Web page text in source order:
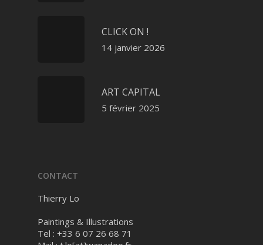
CLICK ON !
14 janvier 2026
ART CAPITAL
5 février 2025
CONTACT
Thierry Lo
Paintings & Illustrations
Tel : +33 6 07 26 68 71